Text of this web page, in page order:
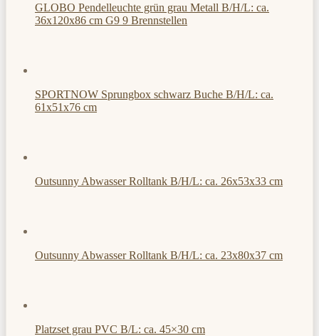
GLOBO Pendelleuchte grün grau Metall B/H/L: ca.
36x120x86 cm G9 9 Brennstellen
SPORTNOW Sprungbox schwarz Buche B/H/L: ca.
61x51x76 cm
Outsunny Abwasser Rolltank B/H/L: ca. 26x53x33 cm
Outsunny Abwasser Rolltank B/H/L: ca. 23x80x37 cm
Platzset grau PVC B/L: ca. 45×30 cm